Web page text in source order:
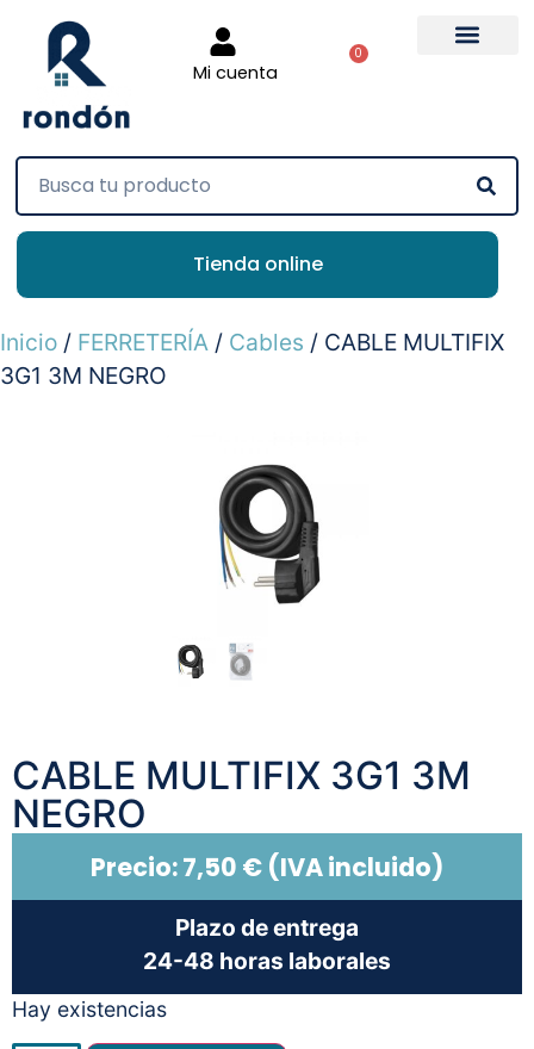
Mi cuenta
0
Tienda online
Inicio / FERRETERÍA / Cables / CABLE MULTIFIX
3G1 3M NEGRO
CABLE MULTIFIX 3G1 3M
NEGRO
Precio:7,50 € (IVA incluido)
Plazo de entrega
24-48 horas laborales
Hay existencias